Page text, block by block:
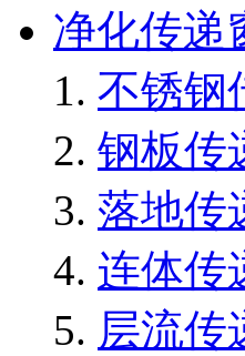
净化传递
不锈钢
钢板传
落地传
连体传
层流传